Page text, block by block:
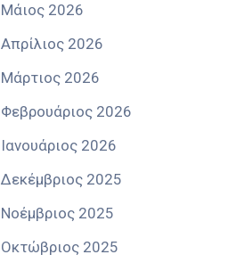
Μάιος 2026
Απρίλιος 2026
Μάρτιος 2026
Φεβρουάριος 2026
Ιανουάριος 2026
Δεκέμβριος 2025
Νοέμβριος 2025
Οκτώβριος 2025